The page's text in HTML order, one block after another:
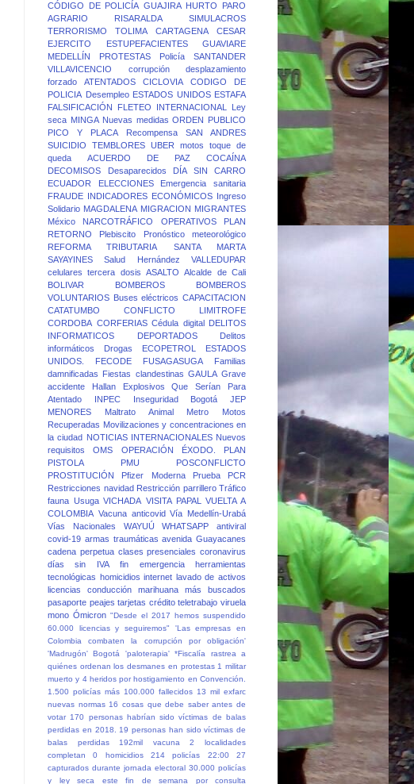
CÓDIGO DE POLICÍA GUAJIRA HURTO
PARO
AGRARIO
RISARALDA
SIMULACROS
TERRORISMO
TOLIMA CARTAGENA
CESAR
EJERCITO
ESTUPEFACIENTES
GUAVIARE
MEDELLÍN
PROTESTAS Policía
SANTANDER
VILLAVICENCIO
corrupción
desplazamiento
forzado
ATENTADOS CICLOVIA
CODIGO DE
POLICIA Desempleo ESTADOS UNIDOS ESTAFA
FALSIFICACIÓN
FLETEO INTERNACIONAL
Ley
seca MINGA Nuevas medidas ORDEN PUBLICO
PICO Y PLACA
Recompensa
SAN ANDRES
SUICIDIO
TEMBLORES UBER motos
toque de
queda
ACUERDO DE PAZ
COCAÍNA
DECOMISOS
Desaparecidos
DÍA SIN CARRO
ECUADOR
ELECCIONES
Emergencia sanitaria
FRAUDE
INDICADORES ECONÓMICOS
Ingreso
Solidario MAGDALENA MIGRACION MIGRANTES
México
NARCOTRÁFICO OPERATIVOS
PLAN
RETORNO
Plebiscito
Pronóstico meteorológico
REFORMA TRIBUTARIA
SANTA MARTA
SAYAYINES
Salud Hernández
VALLEDUPAR
celulares
tercera dosis ASALTO
Alcalde de Cali
BOLIVAR
BOMBEROS
BOMBEROS
VOLUNTARIOS Buses eléctricos CAPACITACION
CATATUMBO
CONFLICTO LIMITROFE
CORDOBA CORFERIAS Cédula digital
DELITOS
INFORMATICOS
DEPORTADOS
Delitos
informáticos
Drogas ECOPETROL
ESTADOS
UNIDOS.
FECODE FUSAGASUGA
Familias
damnificadas
Fiestas clandestinas GAULA Grave
accidente
Hallan Explosivos Que Serían Para
Atentado
INPEC Inseguridad Bogotá
JEP
MENORES
Maltrato Animal Metro
Motos
Recuperadas Movilizaciones y concentraciones en
la ciudad NOTICIAS INTERNACIONALES Nuevos
requisitos
OMS OPERACIÓN ÉXODO.
PLAN
PISTOLA
PMU
POSCONFLICTO
PROSTITUCIÓN
Pfizer Moderna
Prueba PCR
Restricciones navidad Restricción parrillero Tráfico
fauna Usuga VICHADA VISITA PAPAL
VUELTA A
COLOMBIA Vacuna anticovid Vía Medellín-Urabá
Vías Nacionales
WAYUÚ WHATSAPP
antiviral
covid-19 armas traumáticas avenida Guayacanes
cadena perpetua clases presenciales coronavirus
días sin IVA
fin emergencia
herramientas
tecnológicas homicidios internet lavado de activos
licencias conducción
marihuana
más buscados
pasaporte peajes tarjetas crédito teletrabajo viruela
mono Ómicron "Desde el 2017 hemos suspendido
60.000 licencias y seguiremos"
'Las empresas en
Colombia combaten la corrupción por obligación'
'Madrugón' Bogotá
'paloterapia' *Fiscalía rastrea a
quiénes ordenan los desmanes en protestas 1 militar
muerto y 4 heridos por hostigamiento en Convención.
1.500 policías más 100.000 fallecidos 13 mil exfarc
nuevas normas 16 cosas que debe saber antes de
votar 170 personas habrían sido víctimas de balas
perdidas en 2018. 19 personas han sido víctimas de
balas perdidas
192mil vacuna
2 localidades
completan 0 homicidios
214 policías 22:00
27
capturados durante jornada electoral 30.000 policías
y ley seca este fin de semana por consulta